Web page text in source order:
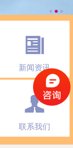
新闻资讯
联系我们